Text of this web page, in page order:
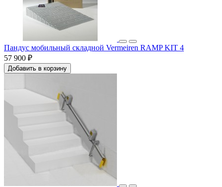
Пандус мобильный складной Vermeiren RAMP KIT 4
57 900 ₽
Добавить в корзину